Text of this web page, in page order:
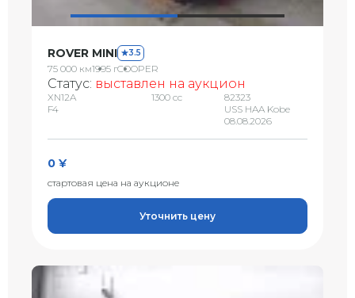
ROVER MINI 3.5
75 000 км1995 гCOOPER
Статус: выставлен на аукцион
XN12A
F4
1300 сс
82323
USS HAA Kobe
08.08.2026
0 ¥
стартовая цена на аукционе
Уточнить цену